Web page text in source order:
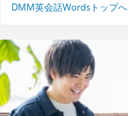
DMM英会話Wordsトップへ